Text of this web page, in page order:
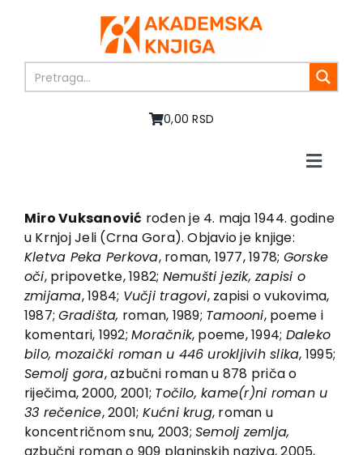
0,00 RSD
Toggle
O nama
Knjige
U pripremi
Akcija
Autori
Vesti
EU PROJEKTI
Kontakt
Miro Vuksanović rođen je 4. maja 1944. godine
u Krnjoj Jeli (Crna Gora). Objavio je knjige:
Kletva Peka Perkova, roman, 1977, 1978; Gorske
oči, pripovetke, 1982; Nemušti jezik, zapisi o
zmijama, 1984; Vučji tragovi, zapisi o vukovima,
1987;Gradišta, roman, 1989; Tamooni, poeme i
komentari, 1992;Moračnik, poeme, 1994; Daleko
bilo, mozaički roman u 446 urokljivih slika, 1995;
Semolj gora, azbučni roman u 878 priča o
riječima, 2000, 2001; Točilo, kame(r)ni roman u
33 rečenice, 2001; Kućni krug, roman u
koncentričnom snu, 2003; Semolj zemlja,